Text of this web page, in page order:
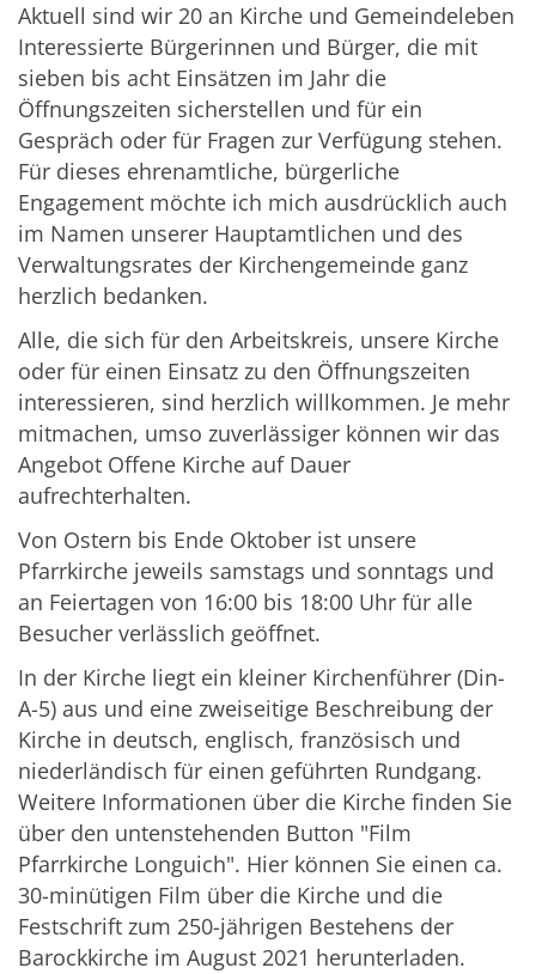
Aktuell sind wir 20 an Kirche und Gemeindeleben
Interessierte Bürgerinnen und Bürger, die mit
sieben bis acht Einsätzen im Jahr die
Öffnungszeiten sicherstellen und für ein
Gespräch oder für Fragen zur Verfügung stehen.
Für dieses ehrenamtliche, bürgerliche
Engagement möchte ich mich ausdrücklich auch
im Namen unserer Hauptamtlichen und des
Verwaltungsrates der Kirchengemeinde ganz
herzlich bedanken.
Alle, die sich für den Arbeitskreis, unsere Kirche
oder für einen Einsatz zu den Öffnungszeiten
interessieren, sind herzlich willkommen. Je mehr
mitmachen, umso zuverlässiger können wir das
Angebot Offene Kirche auf Dauer
aufrechterhalten.
Von Ostern bis Ende Oktober ist unsere
Pfarrkirche jeweils samstags und sonntags und
an Feiertagen von 16:00 bis 18:00 Uhr für alle
Besucher verlässlich geöffnet.
In der Kirche liegt ein kleiner Kirchenführer (Din-
A-5) aus und eine zweiseitige Beschreibung der
Kirche in deutsch, englisch, französisch und
niederländisch für einen geführten Rundgang.
Weitere Informationen über die Kirche finden Sie
über den untenstehenden Button "Film
Pfarrkirche Longuich". Hier können Sie einen ca.
30-minütigen Film über die Kirche und die
Festschrift zum 250-jährigen Bestehens der
Barockkirche im August 2021 herunterladen.